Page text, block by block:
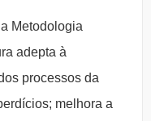
Metodologia
adepta à
processos da
melhora a